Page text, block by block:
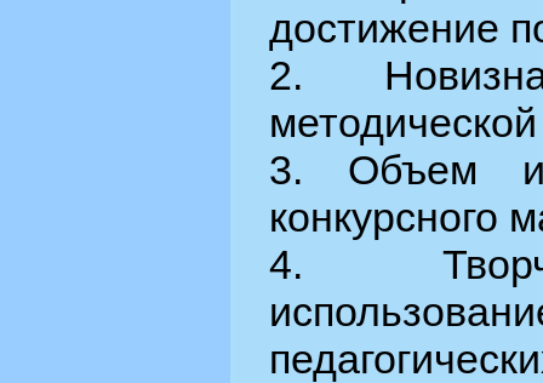
достижение
2.
3. Объем и
конкурсного
4.